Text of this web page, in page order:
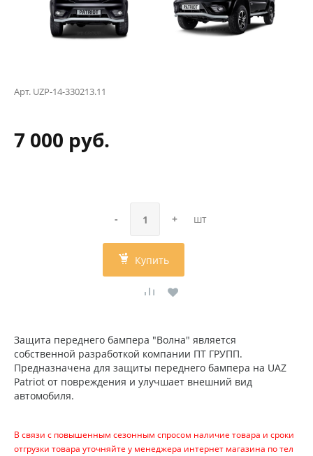
Арт. UZP-14-330213.11
7 000 руб.
- + шт
Купить
Защита переднего бампера "Волна" является
собственной разработкой компании ПТ ГРУПП.
Предназначена для защиты переднего бампера на UAZ
Patriot от повреждения и улучшает внешний вид
автомобиля.
В связи с повышенным сезонным спросом наличие товара и сроки
отгрузки товара уточняйте у менеджера интернет магазина по тел